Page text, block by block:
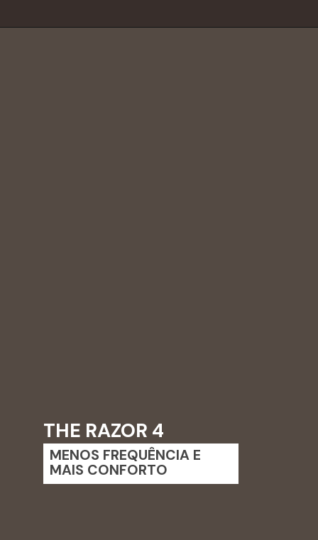
THE RAZOR 4
MENOS FREQUÊNCIA E
MAIS CONFORTO